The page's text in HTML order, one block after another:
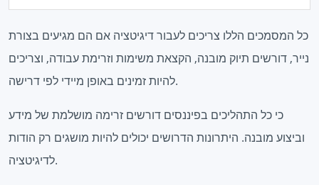
כל המסמכים הללו צריכים לעבור דיגיטציה אם הם מגיעים בצורת
נייר, דורשים תיוק מובנה, הקצאת משימות וזרימת עבודה, וצריכים
להיות זמינים באופן מיידי לפי דרישה.
כי כל התהליכים בפיננסים דורשים זרימה מושלמת של מידע
וביצוע מובנה. היתרונות הדרושים יכולים להיות מושגים רק הודות
לדיגיטציה.